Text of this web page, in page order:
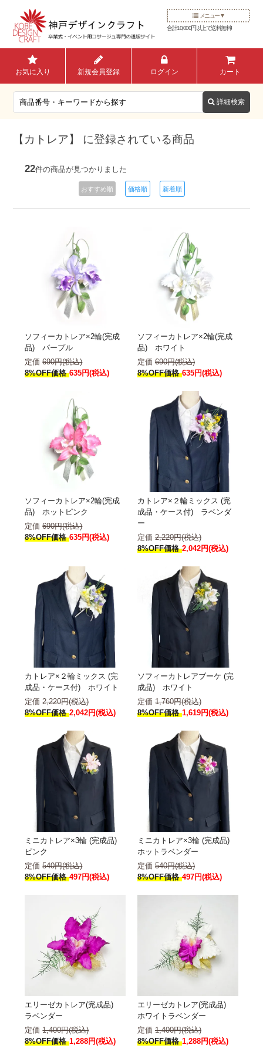
メニュー
合計10,000円以上で送料無料!
お気に入り 新規会員登録 ログイン カート
【カトレア】 に登録されている商品
22件の商品が見つかりました
おすすめ順 価格順 新着順
ソフィーカトレア×2輪(完成
品) パープル
定価690円(税込)
8%OFF価格 635円(税込)
ソフィーカトレア×2輪(完成
品) ホワイト
定価 690円(税込)
8%OFF価格 635円(税込)
ソフィーカトレア×2輪(完成
品) ホットピンク
定価690円(税込)
8%OFF価格 635円(税込)
カトレア×２輪ミックス (完
成品・ケース付) ラベンダ
ー
定価 2,220円(税込)
8%OFF価格 2,042円(税込)
カトレア×２輪ミックス (完
成品・ケース付) ホワイト
定価2,220円(税込)
8%OFF価格 2,042円(税込)
ソフィーカトレアブーケ (完
成品) ホワイト
定価 1,760円(税込)
8%OFF価格 1,619円(税込)
ミニカトレア×3輪 (完成品)
ピンク
定価540円(税込)
8%OFF価格 497円(税込)
ミニカトレア×3輪 (完成品)
ホットラベンダー
定価 540円(税込)
8%OFF価格 497円(税込)
エリーゼカトレア(完成品)
ラベンダー
定価1,400円(税込)
8%OFF価格 1,288円(税込)
エリーゼカトレア(完成品)
ホワイトラベンダー
定価 1,400円(税込)
8%OFF価格 1,288円(税込)